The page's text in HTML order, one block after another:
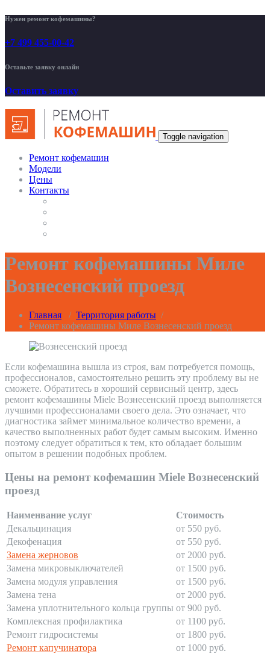
Нужен ремонт кофемашины?
+7 499 455-00-42
Оставьте заявку онлайн
Оставить заявку
Toggle navigation
Ремонт кофемашин
Модели
Цены
Контакты
Ремонт кофемашины Миле
Вознесенский проезд
Главная / Территория работы /
Ремонт кофемашины Миле Вознесенский проезд
Если кофемашина вышла из строя, вам потребуется помощь,
профессионалов, самостоятельно решить эту проблему вы не
сможете. Обратитесь в хороший сервисный центр, здесь
ремонт кофемашины Miele Вознесенский проезд выполняется
лучшими профессионалами своего дела. Это означает, что
диагностика займет минимальное количество времени, а
качество выполненных работ будет самым высоким. Именно
поэтому следует обратиться к тем, кто обладает большим
опытом в решении подобных проблем.
Цены на ремонт кофемашин Miele Вознесенский
проезд
Наименвание услуг
Стоимость
Декальцинация
от 550 руб.
Декофенация
от 550 руб.
Замена жерновов
от 2000 руб.
Замена микровыключателей
от 1500 руб.
Замена модуля управления
от 1500 руб.
Замена тена
от 2000 руб.
Замена уплотнительного кольца группы от 900 руб.
Комплексная профилактика
от 1100 руб.
Ремонт гидросистемы
от 1800 руб.
Ремонт капучинатора
от 1000 руб.